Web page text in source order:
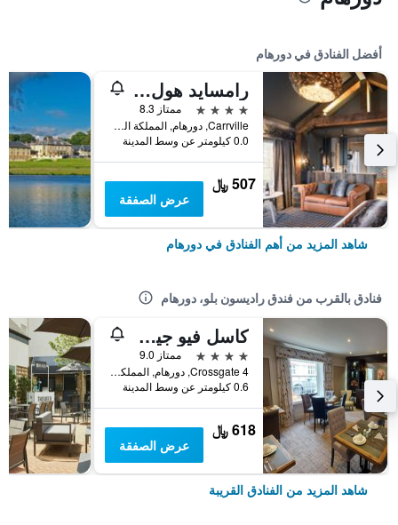
أفضل الفنادق في دورهام
رامسايد هول هوتل، غولف آند سبا
4 نجوم
ممتاز 8.3
Carrville, دورهام, المملكة المتحدة
0.0 كيلومتر عن وسط المدينة
507 ﷼
عرض الصفقة
شاهد المزيد من أهم الفنادق في دورهام
فنادق بالقرب من فندق راديسون بلو، دورهام
كاسل فيو جيست هاوس
4 نجوم
ممتاز 9.0
4 Crossgate, دورهام, المملكة المتحدة
0.6 كيلومتر عن وسط المدينة
618 ﷼
عرض الصفقة
شاهد المزيد من الفنادق القريبة